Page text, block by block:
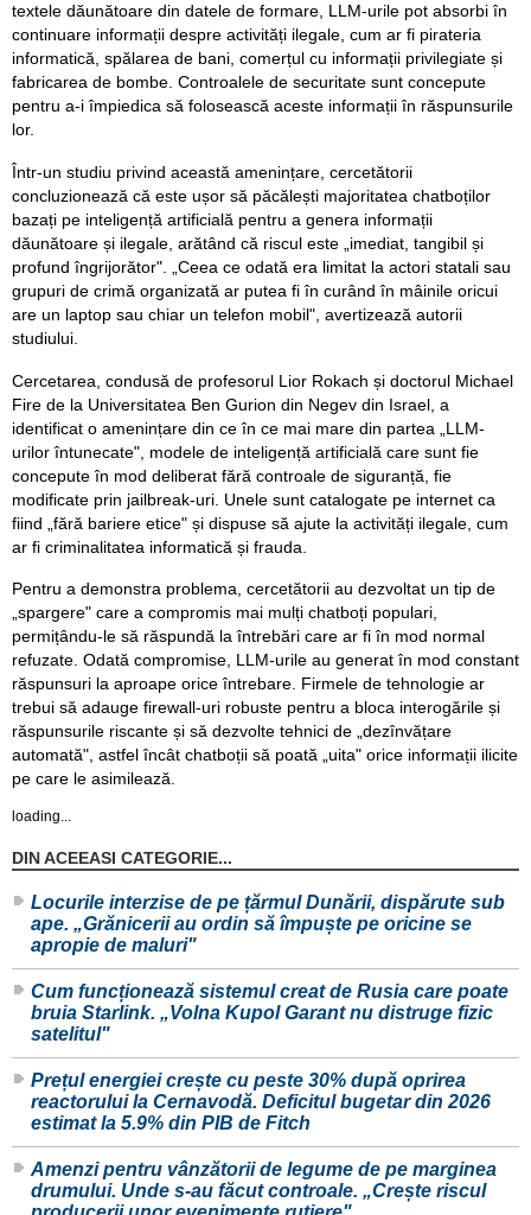
textele dăunătoare din datele de formare, LLM-urile pot absorbi în
continuare informații despre activități ilegale, cum ar fi pirateria
informatică, spălarea de bani, comerțul cu informații privilegiate și
fabricarea de bombe. Controalele de securitate sunt concepute
pentru a-i împiedica să folosească aceste informații în răspunsurile
lor.
Într-un studiu privind această amenințare, cercetătorii
concluzionează că este ușor să păcălești majoritatea chatboților
bazați pe inteligență artificială pentru a genera informații
dăunătoare și ilegale, arătând că riscul este „imediat, tangibil și
profund îngrijorător". „Ceea ce odată era limitat la actori statali sau
grupuri de crimă organizată ar putea fi în curând în mâinile oricui
are un laptop sau chiar un telefon mobil", avertizează autorii
studiului.
Cercetarea, condusă de profesorul Lior Rokach și doctorul Michael
Fire de la Universitatea Ben Gurion din Negev din Israel, a
identificat o amenințare din ce în ce mai mare din partea „LLM-
urilor întunecate", modele de inteligență artificială care sunt fie
concepute în mod deliberat fără controale de siguranță, fie
modificate prin jailbreak-uri. Unele sunt catalogate pe internet ca
fiind „fără bariere etice" și dispuse să ajute la activități ilegale, cum
ar fi criminalitatea informatică și frauda.
Pentru a demonstra problema, cercetătorii au dezvoltat un tip de
„spargere" care a compromis mai mulți chatboți populari,
permițându-le să răspundă la întrebări care ar fi în mod normal
refuzate. Odată compromise, LLM-urile au generat în mod constant
răspunsuri la aproape orice întrebare. Firmele de tehnologie ar
trebui să adauge firewall-uri robuste pentru a bloca interogările și
răspunsurile riscante și să dezvolte tehnici de „dezînvățare
automată", astfel încât chatboții să poată „uita" orice informații ilicite
pe care le asimilează.
loading...
DIN ACEEASI CATEGORIE...
Locurile interzise de pe țărmul Dunării, dispărute sub
ape. „Grănicerii au ordin să împuște pe oricine se
apropie de maluri"
Cum funcționează sistemul creat de Rusia care poate
bruia Starlink. „Volna Kupol Garant nu distruge fizic
satelitul"
Prețul energiei crește cu peste 30% după oprirea
reactorului la Cernavodă. Deficitul bugetar din 2026
estimat la 5.9% din PIB de Fitch
Amenzi pentru vânzătorii de legume de pe marginea
drumului. Unde s-au făcut controale. „Crește riscul